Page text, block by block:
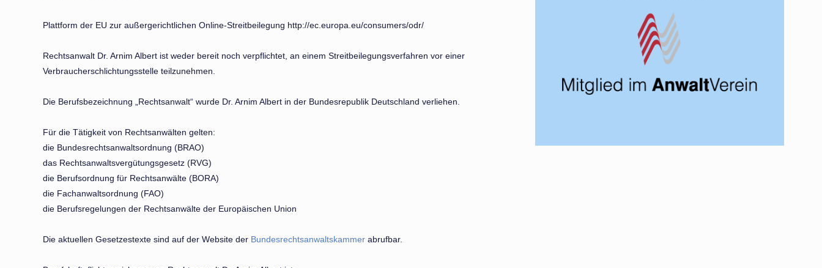
Plattform der EU zur außergerichtlichen Online-Streitbeilegung http://ec.europa.eu/consumers/odr/
Rechtsanwalt Dr. Arnim Albert ist weder bereit noch verpflichtet, an einem Streitbeilegungsverfahren vor einer
Verbraucherschlichtungsstelle teilzunehmen.
Die Berufsbezeichnung „Rechtsanwalt“ wurde Dr. Arnim Albert in der Bundesrepublik Deutschland verliehen.
Für die Tätigkeit von Rechtsanwälten gelten:
die Bundesrechtsanwaltsordnung (BRAO)
das Rechtsanwaltsvergütungsgesetz (RVG)
die Berufsordnung für Rechtsanwälte (BORA)
die Fachanwaltsordnung (FAO)
die Berufsregelungen der Rechtsanwälte der Europäischen Union
Die aktuellen Gesetzestexte sind auf der Website der Bundesrechtsanwaltskammerabrufbar.